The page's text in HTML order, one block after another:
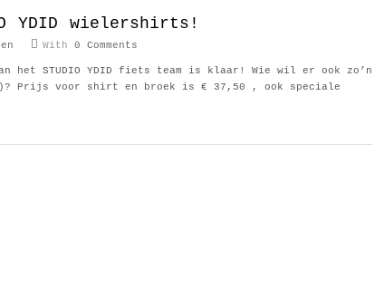
YDID wielershirts!
With 0 Comments
het STUDIO YDID fiets team is klaar! Wie wil er ook zo’n
Prijs voor shirt en broek is € 37,50 , ook speciale